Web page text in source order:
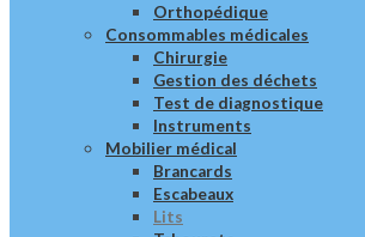
Orthopédique
Consommables médicales
Chirurgie
Gestion des déchets
Test de diagnostique
Instruments
Mobilier médical
Brancards
Escabeaux
Lits